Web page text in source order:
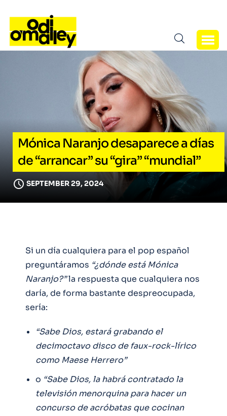
Mónica Naranjo desaparece a días
de “arrancar” su “gira” “mundial”
SEPTEMBER 29, 2024
Si un día cualquiera para el pop español
preguntáramos “¿dónde está Mónica
Naranjo?”la respuesta que cualquiera nos
daría, de forma bastante despreocupada,
sería:
“Sabe Dios, estará grabando el
decimoctavo disco de faux-rock-lírico
como Maese Herrero”
o “Sabe Dios, la habrá contratado la
televisión menorquina para hacer un
concurso de acróbatas que cocinan